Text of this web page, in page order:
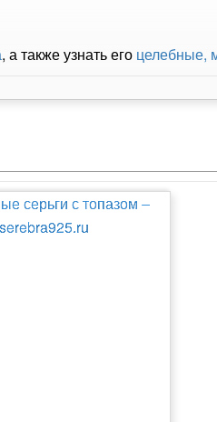
, а также узнать его целебные,